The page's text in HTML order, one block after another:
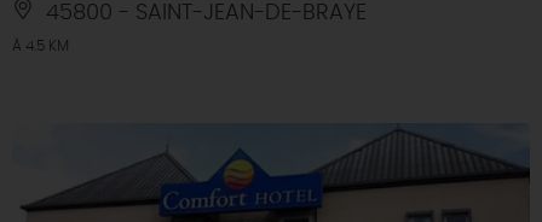
45800 - SAINT-JEAN-DE-BRAYE
À 4.5 KM